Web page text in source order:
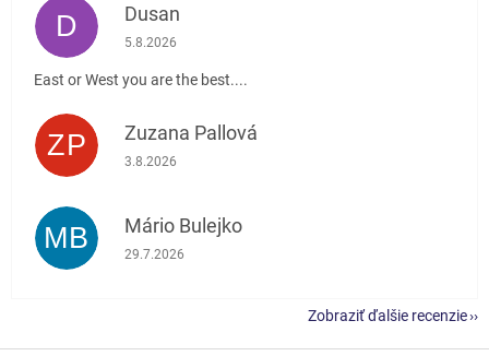
D Dusan
Hodnotenie obchodu je 5 z 5 hviezdičiek.
5.8.2026
East or West you are the best....
ZP Zuzana Pallová
Hodnotenie obchodu je 5 z 5 hviezdičiek.
3.8.2026
MB Mário Bulejko
Hodnotenie obchodu je 5 z 5 hviezdičiek.
29.7.2026
Zobraziť ďalšie recenzie